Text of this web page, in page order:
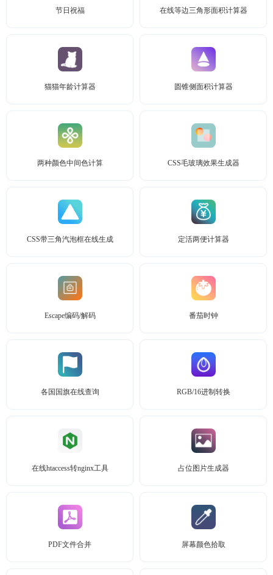
节日祝福 在线等边三角形面积计算器
猫猫年龄计算器 圆锥侧面积计算器
两种颜色中间色计算 CSS毛玻璃效果生成器
CSS带三角汽泡框在线生成 定活两便计算器
Escape编码/解码 番茄时钟
各国国旗在线查询 RGB/16进制转换
在线htaccess转nginx工具 占位图片生成器
PDF文件合并 屏幕颜色拾取